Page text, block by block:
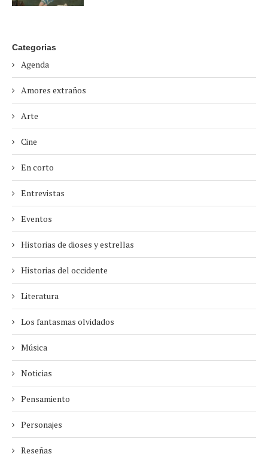
Categorias
Agenda
Amores extraños
Arte
Cine
En corto
Entrevistas
Eventos
Historias de dioses y estrellas
Historias del occidente
Literatura
Los fantasmas olvidados
Música
Noticias
Pensamiento
Personajes
Reseñas